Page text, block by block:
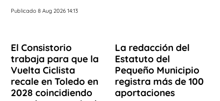
Publicado 8 Aug 2026 14:13
El Consistorio
trabaja para que la
Vuelta Ciclista
recale en Toledo en
2028 coincidiendo
La redacción del
Estatuto del
Pequeño Municipio
registra más de 100
aportaciones